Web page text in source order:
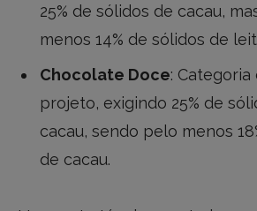
25% de sólidos de cacau,
menos 14% de sólidos de
Chocolate Doce:
projeto, exigindo 25% de
cacau, sendo pelo menos
de cacau.